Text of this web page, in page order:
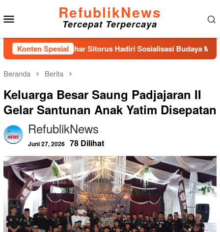
ke
konten
RefublikNews
Tercepat Terpercaya
Konten Spesial
RI Sihar Sitorus Hadiri Sosialisasi Budaya Mutu dan
Beranda Berita
Keluarga Besar Saung Padjajaran II
Gelar Santunan Anak Yatim Disepatan
RefublikNews
Juni 27, 2026 78 Dilihat